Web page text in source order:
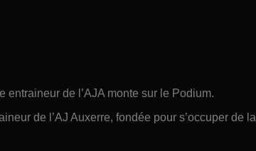
entraineur de l’AJA monte sur le Podium.
de l’AJ Auxerre, fondée pour s’occuper de la